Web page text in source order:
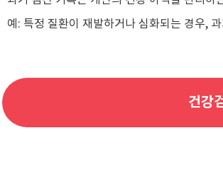
예: 특정 질환이 재발하거나 심화되는 경우,
건강